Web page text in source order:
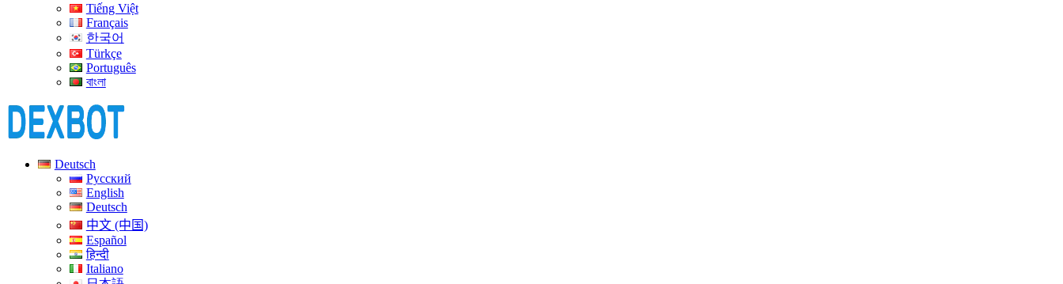
Tiếng Việt
Français
한국어
Türkçe
Português
বাংলা
Deutsch
Русский
English
Deutsch
中文 (中国)
Español
हिन्दी
Italiano